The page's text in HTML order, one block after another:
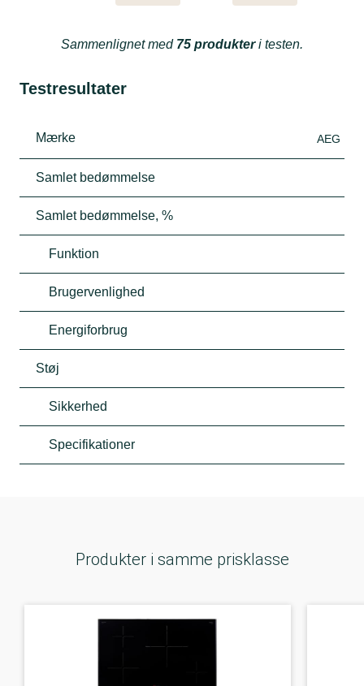
Sammenlignet med 75 produkteri testen.
Testresultater
Mærke AEG
Samlet bedømmelse
Samlet bedømmelse, %
Funktion
Brugervenlighed
Energiforbrug
Støj
Sikkerhed
Specifikationer
Produkter i samme prisklasse